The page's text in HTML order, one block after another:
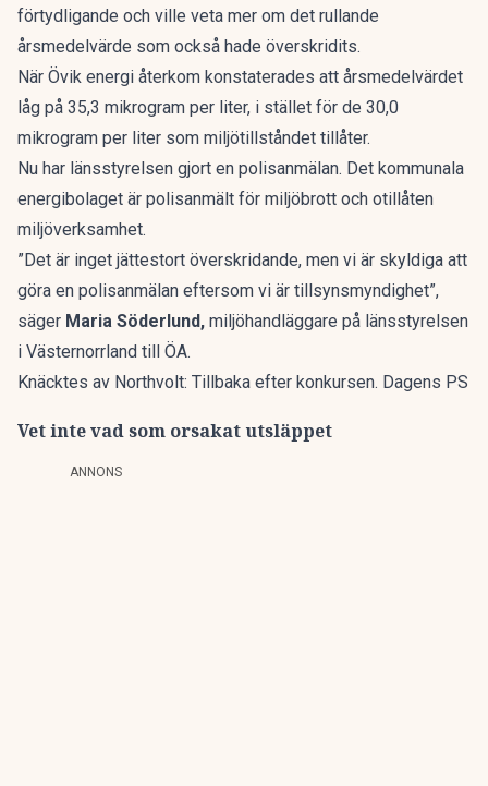
förtydligande och ville veta mer om det rullande
årsmedelvärde som också hade överskridits.
När Övik energi återkom konstaterades att årsmedelvärdet
låg på 35,3 mikrogram per liter, i stället för de 30,0
mikrogram per liter som miljötillståndet tillåter.
Nu har länsstyrelsen gjort en polisanmälan. Det kommunala
energibolaget är polisanmält för miljöbrott och otillåten
miljöverksamhet.
”Det är inget jättestort överskridande, men vi är skyldiga att
göra en polisanmälan eftersom vi är tillsynsmyndighet”,
säger Maria Söderlund, miljöhandläggare på länsstyrelsen
i Västernorrland till ÖA.
Knäcktes av Northvolt: Tillbaka efter konkursen. Dagens PS
Vet inte vad som orsakat utsläppet
ANNONS